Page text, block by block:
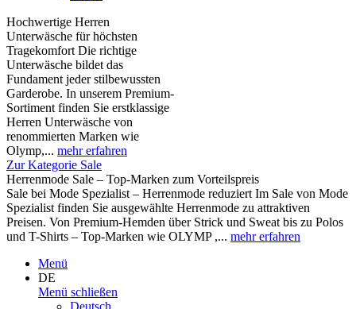
Hochwertige Herren
Unterwäsche für höchsten
Tragekomfort Die richtige
Unterwäsche bildet das
Fundament jeder stilbewussten
Garderobe. In unserem Premium-
Sortiment finden Sie erstklassige
Herren Unterwäsche von
renommierten Marken wie
Olymp,... mehr erfahren
Zur Kategorie Sale
Herrenmode Sale – Top-Marken zum Vorteilspreis
Sale bei Mode Spezialist – Herrenmode reduziert Im Sale von Mode
Spezialist finden Sie ausgewählte Herrenmode zu attraktiven
Preisen. Von Premium-Hemden über Strick und Sweat bis zu Polos
und T-Shirts – Top-Marken wie OLYMP ,... mehr erfahren
Menü
DE
Menü schließen
Deutsch